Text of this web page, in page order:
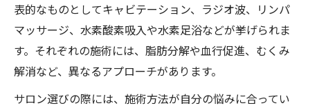
表的なものとしてキャビテーション、ラジオ波、リンパ
マッサージ、水素酸素吸入や水素足浴などが挙げられま
す。それぞれの施術には、脂肪分解や血行促進、むくみ
解消など、異なるアプローチがあります。
サロン選びの際には、施術方法が自分の悩みに合ってい